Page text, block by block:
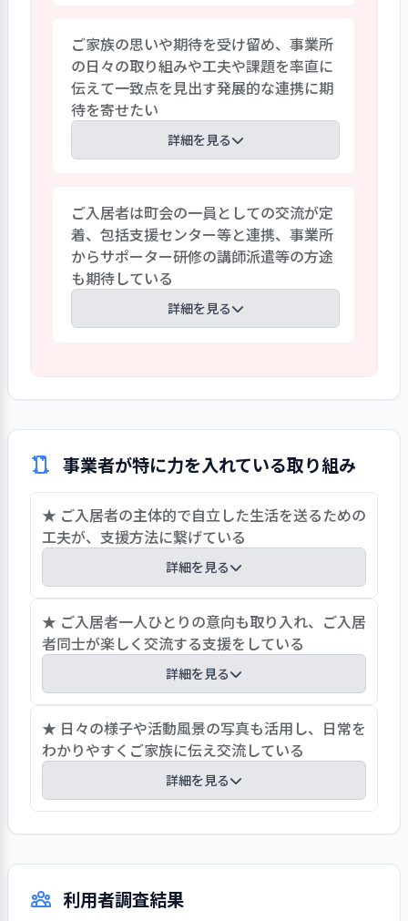
かるたや昔の本等を用意して場面作りな
どを工夫している。ボランティアによる音
楽会やダンスなどの開催やレクリエーシ
ョンの充実を求めるご家族のご意見が出
ている。事業所でも囲碁・将棋・オセロ
のお相手・創作活動・体操・レクリエー
尽力しているが結果が出ていないのが現
状である。ご入居者のＡＤＬ低下や住宅
街の立地条件から音出しの規制があり条
件が難しい事も課題になっている。ご家族
からの活動等の意見に対しての説明と理
解への取り組みを期待したい。
ご家族の思いや期待を受け留め、事業所
の日々の取り組みや工夫や課題を率直に
伝えて一致点を見出す発展的な連携に期
待を寄せたい
詳細を見る
家族の関心の高さが伝わる。事業所では
お便りやアルバム提供、面会簿の工夫、
事業所内にご入居者の写真や作品を紹介
する等で日々の様子を伝え、必要事項の
確実な伝達に努めている。一方、ご家族
の意見等を伺う運営推進会議の参加は少
アンケートには感謝の言葉と共に複数の厳
しい意見も寄せられご家族の期待と事業
る。顔を合わせ意見交換する会議参加促
進やご家族との交流の機会確保等、共に
ご入居者を支える連携の強化に期待した
い。
ご入居者は町会の一員としての交流が定
着、包括支援センター等と連携、事業所
からサポーター研修の講師派遣等の方途
も期待している
詳細を見る
一員としての交流が定着している。町会
のイベント時には販売展示用の小物づく
りや絵葉書づくり、折り紙教室に参加のお
誘いも頂いている。さらなる地域交流の
方途として、地域密着型認知症対応の事業
所として、地域包括支援センター等との連
携、サポーター研修の講師や認知症の家
族を抱える介護者へ具体的な支援方法の
ロールプレイング等、事業所が地域にむ
けて情報を発信することにも期待してい
る。
事業者が特に力を入れている取り組み
★ ご入居者の主体的で自立した生活を送るための
工夫が、支援方法に繋げている
詳細を見る
ご本人の出来る事、やりたい事に着眼した生活介
護計画に沿って支援を行っている。「今自分で出
来る事はやりたい」「歌を歌いたい」等のご本人
の意欲や現存している生活能力を引き出すこと
で、その人らしい生活が出来るような支援を行っ
ている。生活動作がかなり困難になった方でも、
出来る時に出来る事を声掛けしている。認知症状
に対しては個別ケアの支援を記載した個別日課表
を作成し、統一したケアの提供に繋げている。担
当職員や関係職員等の連携による対応で安心して
その人なりの主体的で自立した生活が送れる支援
を日々心がけている。
★ ご入居者一人ひとりの意向も取り入れ、ご入居
者同士が楽しく交流する支援をしている
詳細を見る
お茶の時間や食事の時間が楽しめるように飲み物
やおやつを選択していただいたり、嫌いなおかず
を他の物に変えて提供している。ご入居者間で一
緒に楽しく活動できるように声掛けや場面作りを
行っている。体操の時間やレクリエーション等の
時間にフロアでご入居者同士お話ししたり、かる
の栗ご飯や冷やし中華の食事作り、おやつ作り、
★ 日々の様子や活動風景の写真も活用し、日常を
わかりやすくご家族に伝え交流している
詳細を見る
ご入居者の日常のご様子はいくつかの手段でお伝
し、理美容の利用日案内や区役所関係の書類、行
利用者調査結果